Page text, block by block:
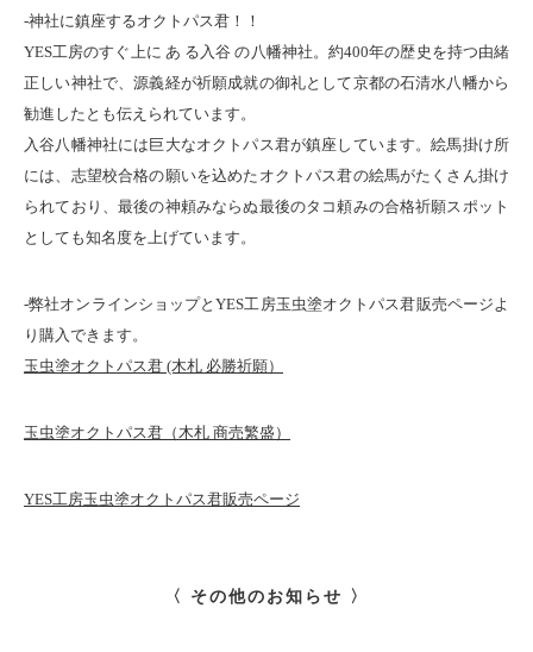
-神社に鎮座するオクトパス君！！
YES工房のすぐ上に あ る入谷 の八幡神社。約400年の歴史を持つ由緒
正しい神社で、源義経が祈願成就の御礼として京都の石清水八幡から
勧進したとも伝えられています。
入谷八幡神社には巨大なオクトパス君が鎮座しています。絵馬掛け所
には、志望校合格の願いを込めたオクトパス君の絵馬がたくさん掛け
られており、最後の神頼みならぬ最後のタコ頼みの合格祈願スポット
としても知名度を上げています。
-弊社オンラインショップとYES工房玉虫塗オクトパス君販売ページよ
り購入できます。
玉虫塗オクトパス君 (木札 必勝祈願）
玉虫塗オクトパス君（木札 商売繁盛）
YES工房玉虫塗オクトパス君販売ページ
〈 その他のお知らせ 〉